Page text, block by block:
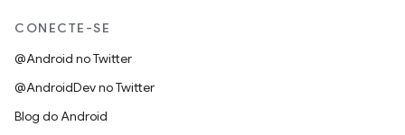
CONECTE-SE
@Android no Twitter
@AndroidDev no Twitter
Blog do Android